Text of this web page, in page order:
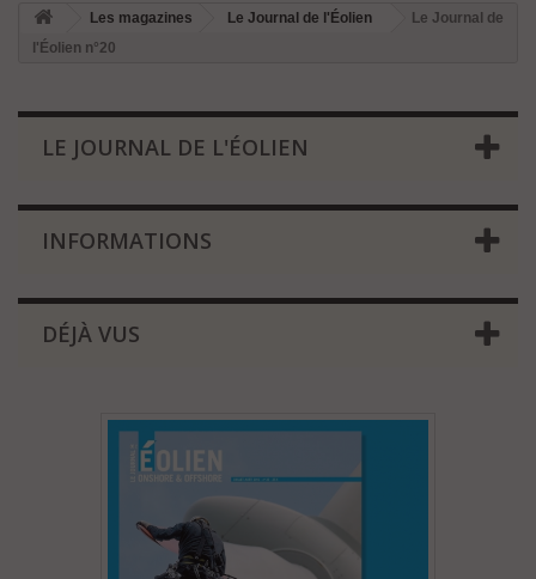
Les magazines Le Journal de l'Éolien
Le Journal de
l'Éolien n°20
LE JOURNAL DE L'ÉOLIEN
INFORMATIONS
DÉJÀ VUS